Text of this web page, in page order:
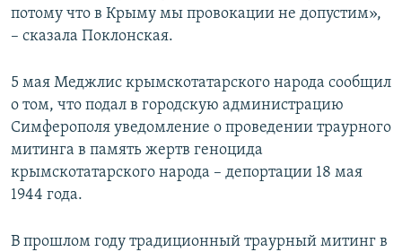
потому что в Крыму мы провокации не допустим»,
– сказала Поклонская.
5 мая Меджлис крымскотатарского народа сообщил
о том, что подал в городскую администрацию
Симферополя уведомление о проведении траурного
митинга в память жертв геноцида
крымскотатарского народа – депортации 18 мая
1944 года.
В прошлом году традиционный траурный митинг в